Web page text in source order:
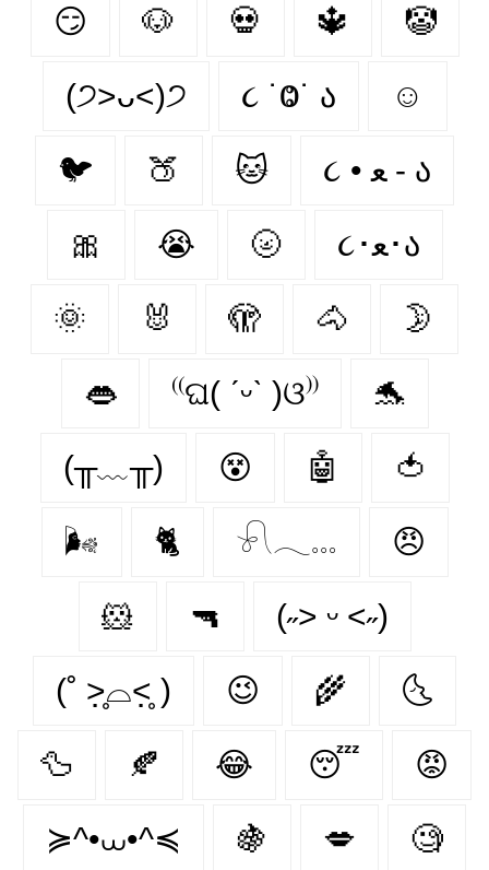
😏 🐶 💀 🔱 🤡
(੭˃ᴗ˂)੭ ૮ ˙Ⱉ˙ ა ☺
🐦‍ 🍑 🐱 ૮ • ﻌ - ა
🎀 😭 🌝 ૮･ﻌ･ა
🌞 🐰 🫣 🐴 🌛
👄 ⁽⁽ଘ( ˊᵕˋ )ଓ⁾⁾ 🐬
(╥﹏╥) 😵‍ 🤖 🍅
🌬 🐈 𓍯𓂃𓏧 😠
🐹 🔫 (˶˃ ᵕ ˂˶)
(˚ ˃̣̣̥⌓˂̣̣̥ ) 😉 🌾 🌜
🦆 🍂 😂 😴 😡
≽^•⩊•^≼ 🍇 💋 🧐